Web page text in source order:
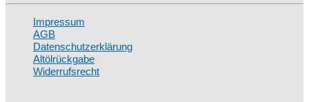
Impressum
AGB
Datenschutzerklärung
Altölrückgabe
Widerrufsrecht